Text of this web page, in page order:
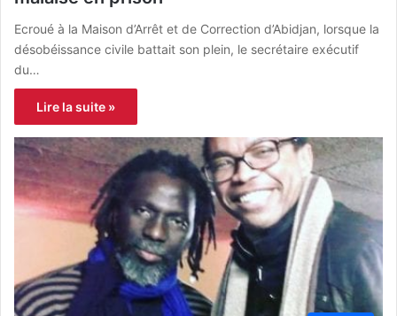
Ecroué à la Maison d’Arrêt et de Correction d’Abidjan, lorsque la
désobéissance civile battait son plein, le secrétaire exécutif
du…
Lire la suite »